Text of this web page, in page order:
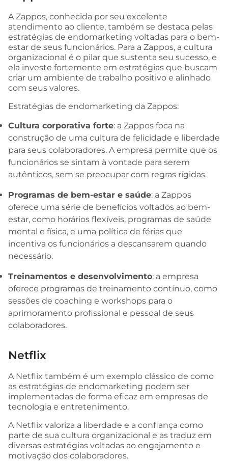
A Zappos, conhecida por seu excelente
atendimento ao cliente, também se destaca pelas
estratégias de endomarketing voltadas para o bem-
estar de seus funcionários. Para a Zappos, a cultura
organizacional é o pilar que sustenta seu sucesso, e
ela investe fortemente em estratégias que buscam
criar um ambiente de trabalho positivo e alinhado
com seus valores.
Estratégias de endomarketing da Zappos:
Cultura corporativa forte: a Zappos foca na
construção de uma cultura de felicidade e liberdade
para seus colaboradores. A empresa permite que os
funcionários se sintam à vontade para serem
autênticos, sem se preocupar com regras rígidas.
Programas de bem-estar e saúde: a Zappos
oferece uma série de benefícios voltados ao bem-
estar, como horários flexíveis, programas de saúde
mental e física, e uma política de férias que
incentiva os funcionários a descansarem quando
necessário.
Treinamentos e desenvolvimento: a empresa
oferece programas de treinamento contínuo, como
sessões de coaching e workshops para o
aprimoramento profissional e pessoal de seus
colaboradores.
Netflix
A Netflix também é um exemplo clássico de como
as estratégias de endomarketing podem ser
implementadas de forma eficaz em empresas de
tecnologia e entretenimento.
A Netflix valoriza a liberdade e a confiança como
parte de sua cultura organizacional e as traduz em
diversas estratégias voltadas ao engajamento e
motivação dos colaboradores.